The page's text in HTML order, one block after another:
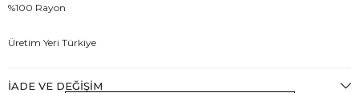
%100 Rayon
Üretim Yeri Türkiye
İADE VE DEĞIŞIM